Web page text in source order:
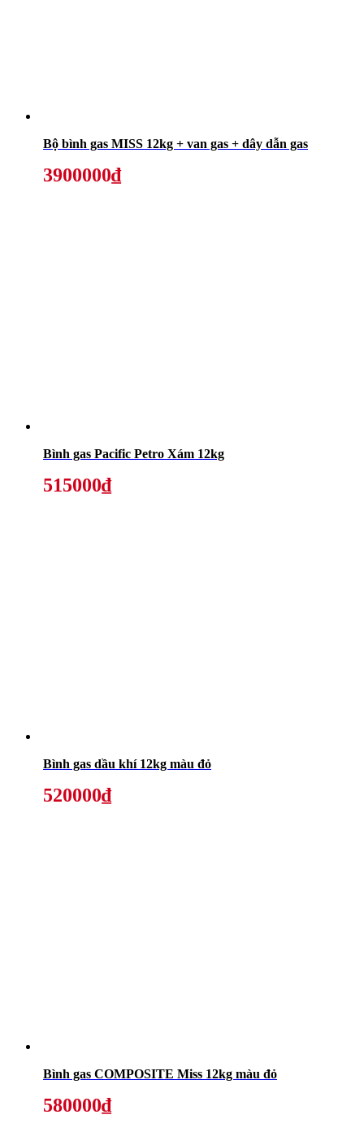
Bộ bình gas MISS 12kg + van gas + dây dẫn gas
3900000₫
Bình gas Pacific Petro Xám 12kg
515000₫
Bình gas dầu khí 12kg màu đỏ
520000₫
Bình gas COMPOSITE Miss 12kg màu đỏ
580000₫